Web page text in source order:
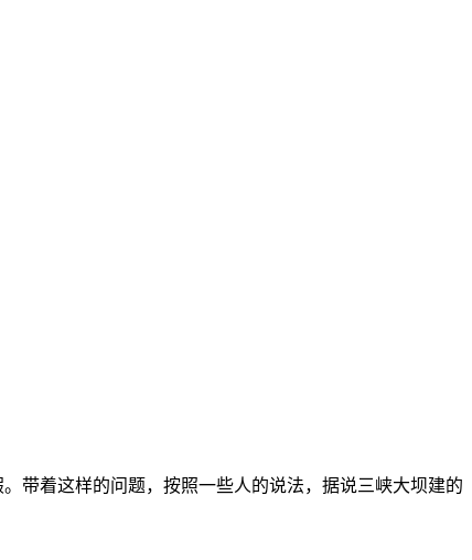
带着这样的问题，按照一些人的说法，据说三峡大坝建的